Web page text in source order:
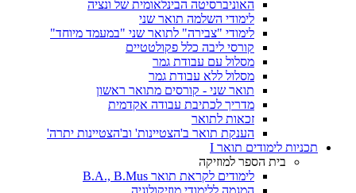
האוניברסיטה הבינלאומית של ונציה
לימודי השלמה תואר שני
לימודי "צבירה" לתואר שני "במעמד מיוחד"
קורסי ליבה כלל פקולטטיים
מסלול עם עבודת גמר
מסלול ללא עבודת גמר
תואר שני - קורסים מתואר ראשון
מדריך לכתיבת עבודה אקדמית
זכאות לתואר
הענקת תואר ב'הצטיינות' וב'הצטיינות יתרה'
תכניות לימודים תואר I
בית הספר למוזיקה
לימודים לקראת תואר B.A., B.Mus
המגמה ללימודי מוזיקולוגיה